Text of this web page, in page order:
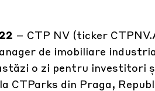
– CTP NV (ticker
de imobiliare
o zi pentru investitori
CTParks din Praga,